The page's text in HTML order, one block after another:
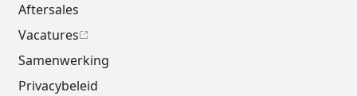
Aftersales
Vacatures
Samenwerking
Privacybeleid